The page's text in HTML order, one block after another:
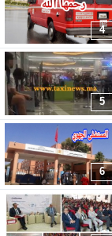
4
5
6